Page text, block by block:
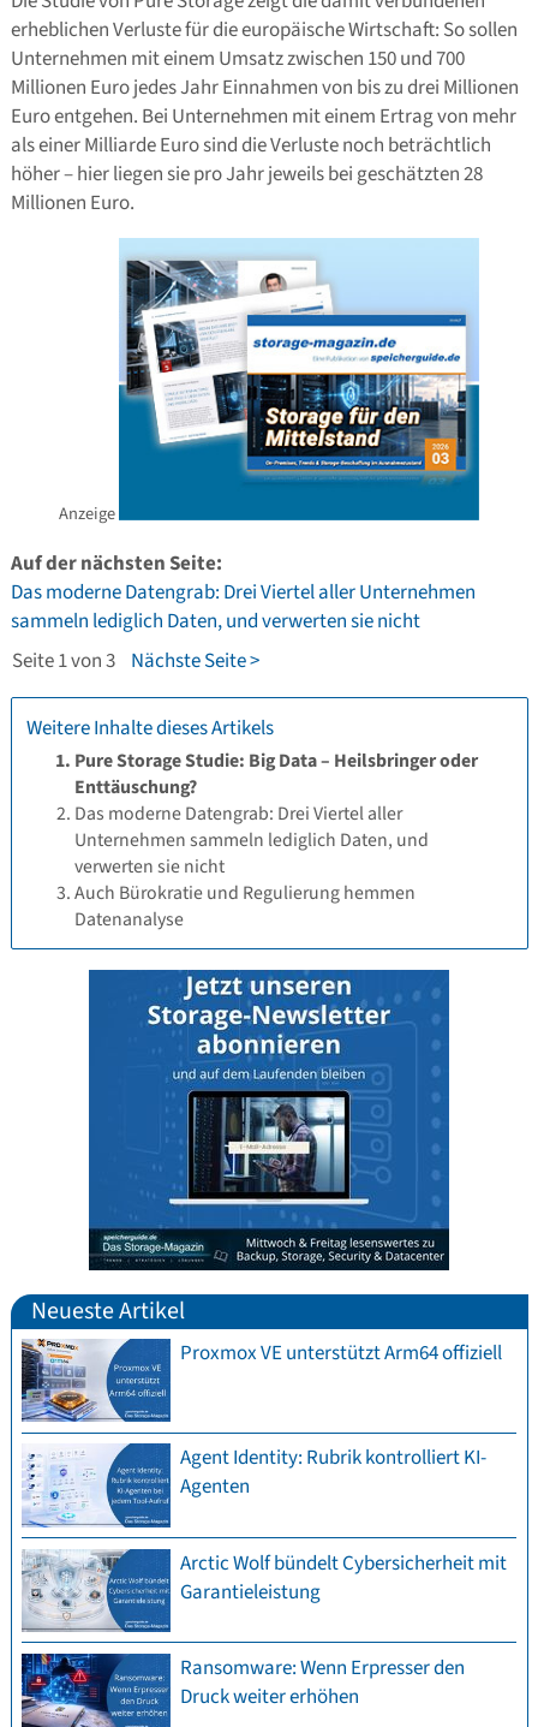
erheblichen Verluste für die europäische Wirtschaft: So sollen
Unternehmen mit einem Umsatz zwischen 150 und 700
Millionen Euro jedes Jahr Einnahmen von bis zu drei Millionen
Euro entgehen. Bei Unternehmen mit einem Ertrag von mehr
als einer Milliarde Euro sind die Verluste noch beträchtlich
höher – hier liegen sie pro Jahr jeweils bei geschätzten 28
Millionen Euro.
Anzeige
Auf der nächsten Seite:
Das moderne Datengrab: Drei Viertel aller Unternehmen
sammeln lediglich Daten, und verwerten sie nicht
Seite 1 von 3
Nächste Seite >
Weitere Inhalte dieses Artikels
Pure Storage Studie: Big Data – Heilsbringer oder
Enttäuschung?
Das moderne Datengrab: Drei Viertel aller
Unternehmen sammeln lediglich Daten, und
verwerten sie nicht
Auch Bürokratie und Regulierung hemmen
Datenanalyse
Neueste Artikel
Proxmox VE unterstützt Arm64 offiziell
Agent Identity: Rubrik kontrolliert KI-
Agenten
Arctic Wolf bündelt Cybersicherheit mit
Garantieleistung
Ransomware: Wenn Erpresser den
Druck weiter erhöhen